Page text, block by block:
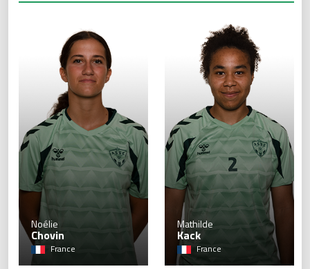
Noélie
Chovin
France
Mathilde
Kack
France